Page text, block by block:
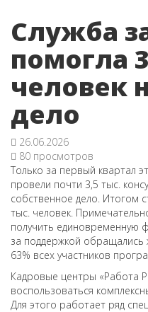
Служба
помогла
человек
дело
26.06.2026
80 просмотров
Только за первый квартал
провели почти 3,5 тыс.
собственное дело. Итогом
тыс. человек.
получить
за поддержкой
63% всех участников
Кадровые центры «Работа
воспользоваться
Для этого работает ряд